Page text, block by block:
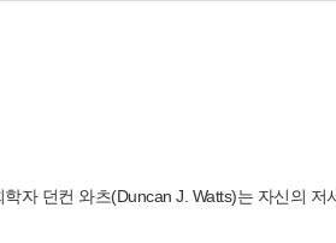
학자 던컨 와츠(Duncan J. Watts)는 자신의